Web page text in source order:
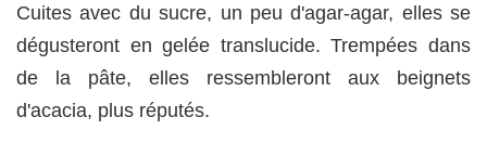
Cuites avec du sucre, un peu d'agar-agar, elles se
dégusteront en gelée translucide. Trempées dans
de la pâte, elles ressembleront aux beignets
d'acacia, plus réputés.